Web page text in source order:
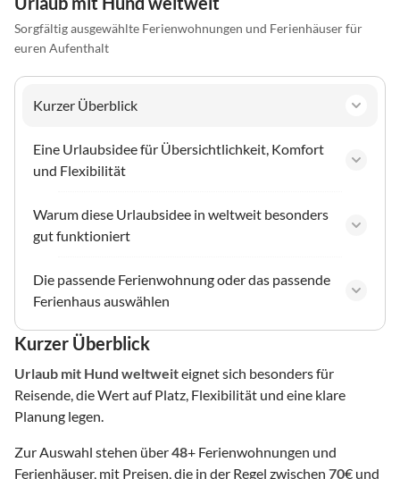
Sorgfältig ausgewählte Ferienwohnungen und Ferienhäuser für
euren Aufenthalt
Kurzer Überblick
Eine Urlaubsidee für Übersichtlichkeit, Komfort
und Flexibilität
Warum diese Urlaubsidee in weltweit besonders
gut funktioniert
Die passende Ferienwohnung oder das passende
Ferienhaus auswählen
Kurzer Überblick
Urlaub mit Hund weltweiteignet sich besonders für
Reisende, die Wert auf Platz, Flexibilität und eine klare
Planung legen.
Zur Auswahl stehen über48+ Ferienwohnungen und
Ferienhäuser, mit Preisen, die in der Regel zwischen 70€ und